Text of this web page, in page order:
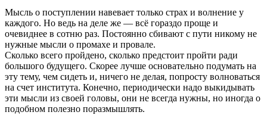
Мысль о поступлении навевает только страх и волнение у
каждого. Но ведь на деле же — всё гораздо проще и
очевиднее в сотню раз. Постоянно сбивают с пути никому не
нужные мысли о промахе и провале.
Сколько всего пройдено, сколько предстоит пройти ради
большого будущего. Скорее лучше основательно подумать на
эту тему, чем сидеть и, ничего не делая, попросту волноваться
на счет института. Конечно, периодически надо выкидывать
эти мысли из своей головы, они не всегда нужны, но иногда о
подобном полезно поразмышлять.